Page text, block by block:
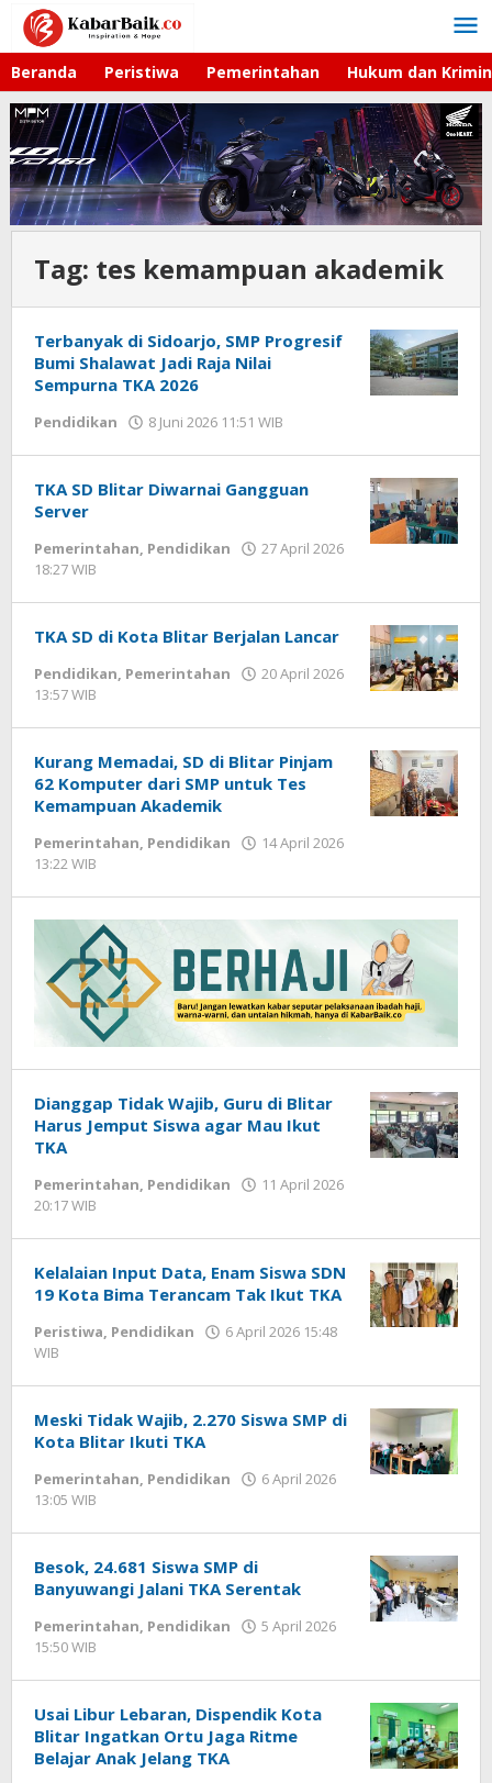
Lewati
konten
Beranda Peristiwa Pemerintahan Hukum dan
Tag: tes kemampuan akademik
Terbanyak di Sidoarjo, SMP Progresif
Bumi Shalawat Jadi Raja Nilai
Sempurna TKA 2026
Pendidikan 8 Juni 2026 11:51 WIB
TKA SD Blitar Diwarnai Gangguan
Server
Pemerintahan, Pendidikan
27 April 2026
18:27 WIB
TKA SD di Kota Blitar Berjalan Lancar
Pendidikan, Pemerintahan
20 April 2026
13:57 WIB
Kurang Memadai, SD di Blitar Pinjam
62 Komputer dari SMP untuk Tes
Kemampuan Akademik
Pemerintahan, Pendidikan
14 April 2026
13:22 WIB
Dianggap Tidak Wajib, Guru di Blitar
Harus Jemput Siswa agar Mau Ikut
TKA
Pemerintahan, Pendidikan
11 April 2026
20:17 WIB
Kelalaian Input Data, Enam Siswa SDN
19 Kota Bima Terancam Tak Ikut TKA
Peristiwa, Pendidikan
6 April 2026 15:48
WIB
Meski Tidak Wajib, 2.270 Siswa SMP di
Kota Blitar Ikuti TKA
Pemerintahan, Pendidikan
6 April 2026
13:05 WIB
Besok, 24.681 Siswa SMP di
Banyuwangi Jalani TKA Serentak
Pemerintahan, Pendidikan
5 April 2026
15:50 WIB
Usai Libur Lebaran, Dispendik Kota
Blitar Ingatkan Ortu Jaga Ritme
Belajar Anak Jelang TKA